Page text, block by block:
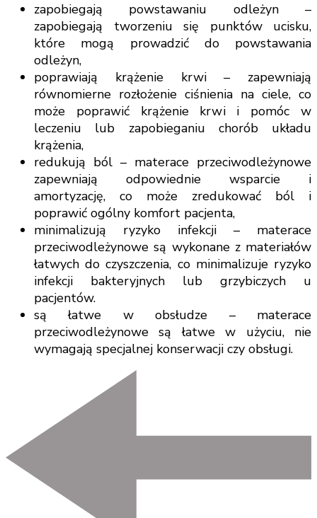
zapobiegają powstawaniu odleżyn –
zapobiegają tworzeniu się punktów ucisku,
które mogą prowadzić do powstawania
odleżyn,
poprawiają krążenie krwi – zapewniają
równomierne rozłożenie ciśnienia na ciele, co
może poprawić krążenie krwi i pomóc w
leczeniu lub zapobieganiu chorób układu
krążenia,
redukują ból – materace przeciwodleżynowe
zapewniają odpowiednie wsparcie i
amortyzację, co może zredukować ból i
poprawić ogólny komfort pacjenta,
minimalizują ryzyko infekcji – materace
przeciwodleżynowe są wykonane z materiałów
łatwych do czyszczenia, co minimalizuje ryzyko
infekcji bakteryjnych lub grzybiczych u
pacjentów.
są łatwe w obsłudze – materace
przeciwodleżynowe są łatwe w użyciu, nie
wymagają specjalnej konserwacji czy obsługi.